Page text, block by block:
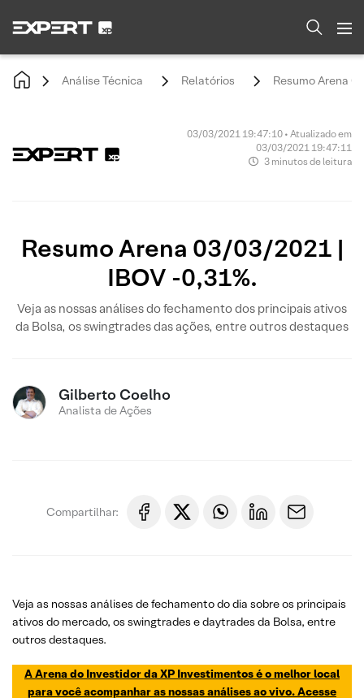
Análise Técnica Relatórios Resumo Arena
03/03/2021 19:47:10 • Atualizado em
03/03/2021 19:47:11
3 minutos de leitura
Resumo Arena 03/03/2021 |
IBOV -0,31%.
Veja as nossas análises do fechamento dos principais ativos
da Bolsa, os swingtrades das ações, entre outros destaques
Gilberto Coelho
Analista de Ações
Compartilhar:
Veja as nossas análises de fechamento do dia sobre os principais
ativos do mercado, os swingtrades e daytrades da Bolsa, entre
outros destaques.
A Arena do Investidor da XP Investimentos é o melhor local
para você acompanhar as nossas análises ao vivo. Acesse